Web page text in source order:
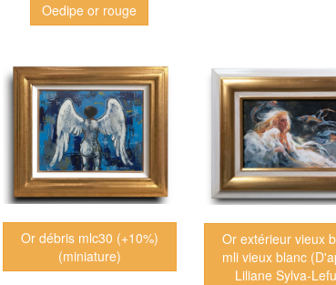
Oedipe or rouge
Or débris mlc30 (+10%)
(miniature)
Or extérieur vieux
mli vieux blanc
Liliane Sylva-